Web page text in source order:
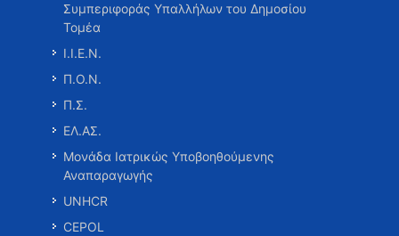
Συμπεριφοράς Υπαλλήλων του Δημοσίου
Τομέα
Ι.Ι.Ε.Ν.
Π.Ο.Ν.
Π.Σ.
ΕΛ.ΑΣ.
Μονάδα Ιατρικώς Υποβοηθούμενης
Αναπαραγωγής
UNHCR
CEPOL